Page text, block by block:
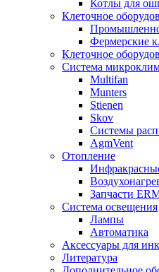
Котлы для
Клеточное
Фермерские
Клеточное
Система
Multifan
Munters
Stienen
Skov
Системы
AgmVent
Отопление
Запчасти
Система освещения
Лампы
Автоматика
Аксессуары для
Литература